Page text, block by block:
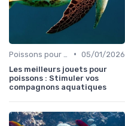
• 05/01/2026
Les meilleurs jouets pour
poissons : Stimuler vos
compagnons aquatiques